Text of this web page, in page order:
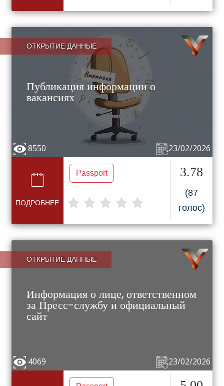
ОТКРЫТИЕ ДАННЫЕ
Публикация информации о
вакансиях
23/02/2026
8550
ПОДРОБНЕЕ
Passport 3.78
(87
голос)
ОТКРЫТИЕ ДАННЫЕ
Информация о лице, ответственном
за Пресс-службу и официальный
сайт
23/02/2026
4069